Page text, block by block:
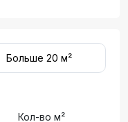
Больше 20 м²
Кол-во м²